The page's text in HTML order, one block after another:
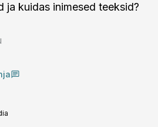
ja kuidas inimesed teeksid?